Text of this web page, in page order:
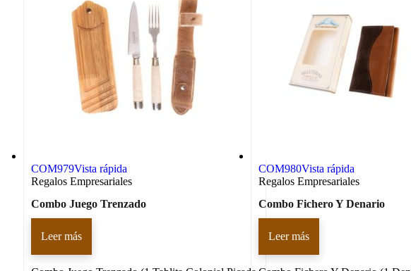
COM979Vista rápida
Regalos Empresariales
Combo Juego Trenzado
Leer más
COM980Vista rápida
Regalos Empresariales
Combo Fichero Y Denario
Leer más